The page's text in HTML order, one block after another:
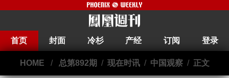
首页 封面 冷杉 产经 订阅 登录
HOME / 总第892期 / 现在时讯/ 中国观察/ 正文